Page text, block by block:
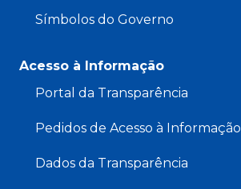
Símbolos do Governo
Acesso à Informação
Portal da Transparência
Pedidos de Acesso à Informação
Dados da Transparência